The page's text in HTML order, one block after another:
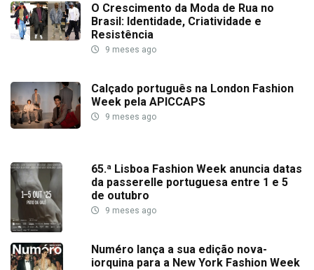
O Crescimento da Moda de Rua no
Brasil: Identidade, Criatividade e
Resistência
9 meses ago
Calçado português na London Fashion
Week pela APICCAPS
9 meses ago
65.ª Lisboa Fashion Week anuncia datas
da passerelle portuguesa entre 1 e 5
de outubro
9 meses ago
Numéro lança a sua edição nova-
iorquina para a New York Fashion Week